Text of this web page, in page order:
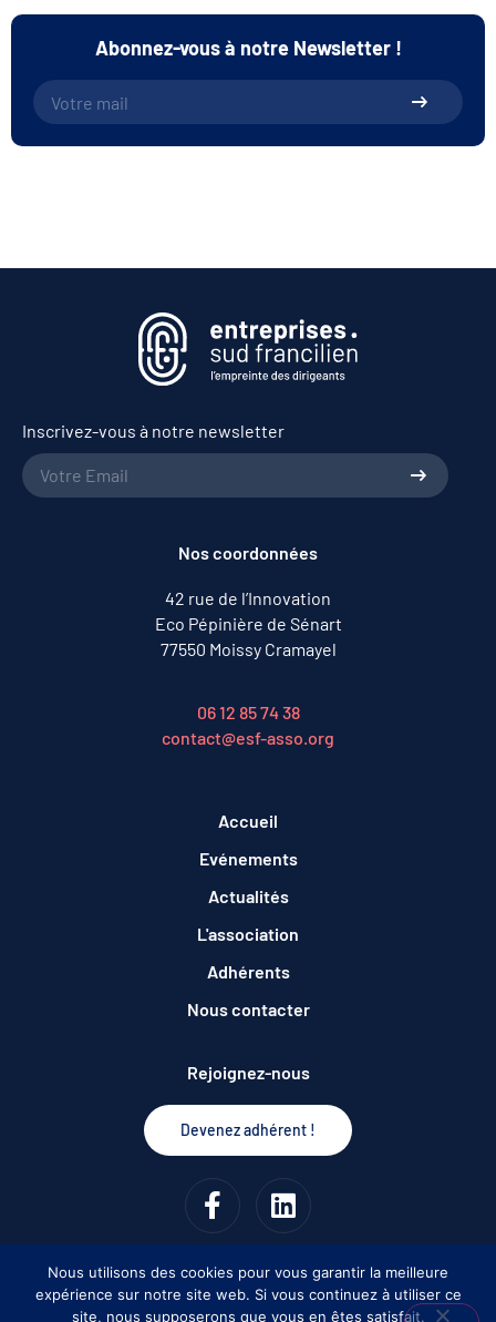
Abonnez-vous à notre Newsletter !
Inscrivez-vous à notre newsletter
Nos coordonnées
42 rue de l’Innovation
Eco Pépinière de Sénart
77550 Moissy Cramayel
06 12 85 74 38
contact@esf-asso.org
Accueil
Evénements
Actualités
L'association
Adhérents
Nous contacter
Rejoignez-nous
Devenez adhérent !
Copyright © 2026 Entreprises sud francilien
Nous utilisons des cookies pour vous garantir la meilleure
expérience sur notre site web. Si vous continuez à utiliser ce
site, nous supposerons que vous en êtes satisfait.